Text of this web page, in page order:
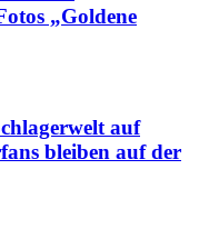
„Goldene
auf
bleiben auf der